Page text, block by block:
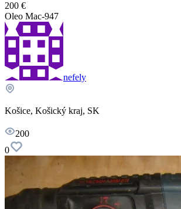
200 €
Oleo Mac-947
nefely
Košice, Košický kraj, SK
200
0